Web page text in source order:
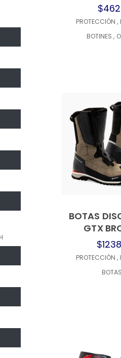
PROTECCIÓN,
BOTINES ,
BOTAS
GTX
PROTECCIÓN,
BOTAS